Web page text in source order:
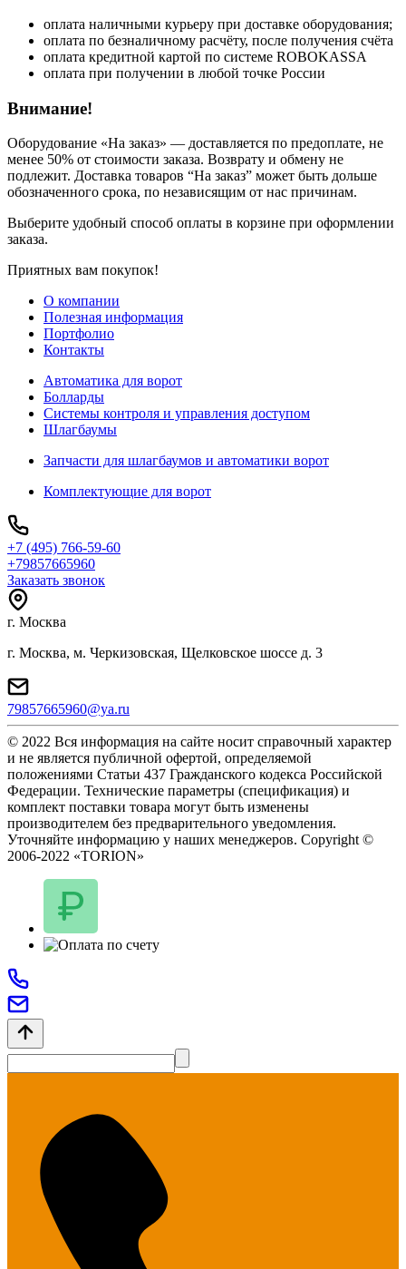
оплата наличными курьеру при доставке оборудования;
оплата по безналичному расчёту, после получения счёта
оплата кредитной картой по системе ROBOKASSA
оплата при получении в любой точке России
Внимание!
Оборудование «На заказ» — доставляется по предоплате, не
менее 50% от стоимости заказа. Возврату и обмену не
подлежит. Доставка товаров “На заказ” может быть дольше
обозначенного срока, по независящим от нас причинам.
Выберите удобный способ оплаты в корзине при оформлении
заказа.
Приятных вам покупок!
О компании
Полезная информация
Портфолио
Контакты
Автоматика для ворот
Болларды
Системы контроля и управления доступом
Шлагбаумы
Запчасти для шлагбаумов и автоматики ворот
Комплектующие для ворот
+7 (495) 766-59-60
+79857665960
Заказать звонок
г. Москва
г. Москва, м. Черкизовская, Щелковское шоссе д. 3
79857665960@ya.ru
© 2022 Вся информация на сайте носит справочный характер
и не является публичной офертой, определяемой
положениями Статьи 437 Гражданского кодекса Российской
Федерации. Технические параметры (спецификация) и
комплект поставки товара могут быть изменены
производителем без предварительного уведомления.
Уточняйте информацию у наших менеджеров. Copyright ©
2006-2022 «TORION»